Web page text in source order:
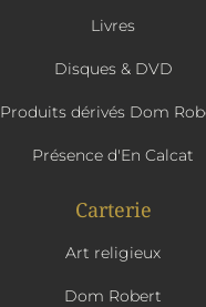
Livres
Disques & DVD
Produits dérivés Dom
Présence d'En Calcat
Carterie
Art religieux
Dom Robert